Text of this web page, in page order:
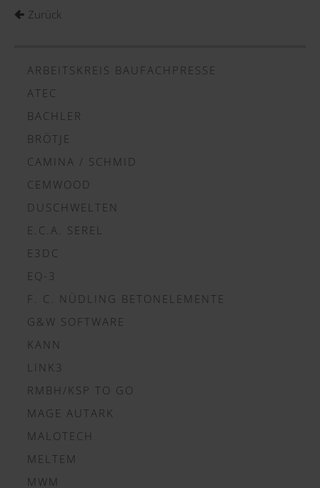
Zurück
ARBEITSKREIS BAUFACHPRESSE
ATEC
BACHLER
BRÖTJE
CAMINA / SCHMID
CEMWOOD
DUSCHWELTEN
E.C.A. SEREL
E3DC
EQ-3
F. C. NÜDLING BETONELEMENTE
G&W SOFTWARE
KANN
LINK3
RMBH/KSP TO GO
MAGE AUTARK
MALOTECH
MELTEM
MWM